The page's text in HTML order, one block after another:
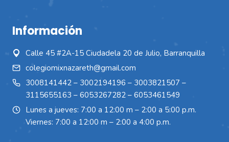
Información
Calle 45 #2A-15 Ciudadela 20 de Julio, Barranquilla
colegiomixnazareth@gmail.com
3008141442 – 3002194196 – 3003821507 –
3115655163 – 6053267282 – 6053461549
Lunes a jueves: 7:00 a 12:00 m – 2:00 a 5:00 p.m.
Viernes: 7:00 a 12:00 m – 2:00 a 4:00 p.m.